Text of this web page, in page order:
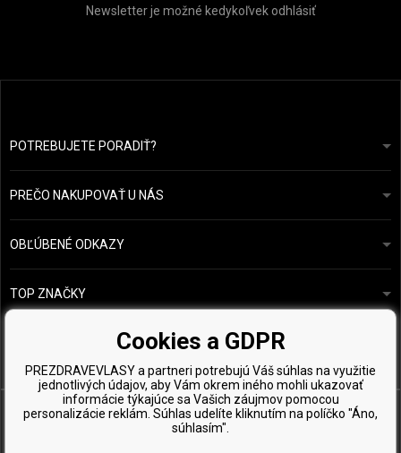
Newsletter je možné kedykoľvek odhlásiť
POTREBUJETE PORADIŤ?info@prozdravevlasy.cz
Odpovieme do 24 hodín.
PREČO NAKUPOVAŤ U NÁS
Obchodní podmínky
Ochrana osobních údajů
Přehled plateb a dopravy
OBĽÚBENÉ ODKAZY
Náš příběh
Vzorky zdarma
TOP ZNAČKY
Kérastase
Wella Professionals
Zenz Organic
Cookies a GDPR
PREZDRAVEVLASY a partneri potrebujú Váš súhlas na využitie
jednotlivých údajov, aby Vám okrem iného mohli ukazovať
informácie týkajúce sa Vašich záujmov pomocou
personalizácie reklám. Súhlas udelíte kliknutím na políčko "Áno,
súhlasím".